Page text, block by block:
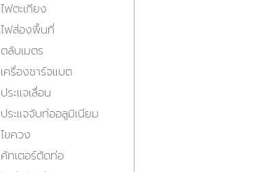
ไฟตะเกียง
ไฟส่องพื้นที่
ตลับเมตร
เครื่องชาร์จแบต
ประแจเลื่อน
ประแจจับท่ออลูมิเนียม
ไขควง
คัทเตอร์ตัดท่อ